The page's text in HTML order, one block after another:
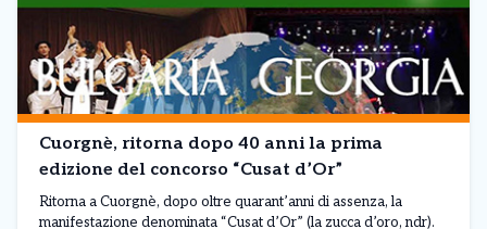
Cuorgnè, ritorna dopo 40 anni la prima
edizione del concorso “Cusat d’Or”
Ritorna a Cuorgnè, dopo oltre quarant’anni di assenza, la
manifestazione denominata “Cusat d’Or” (la zucca d’oro, ndr).